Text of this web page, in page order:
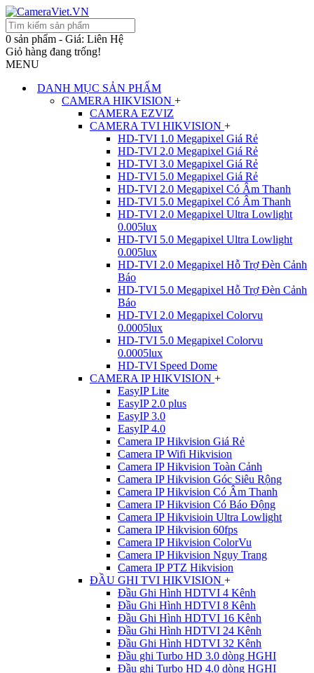
0 sản phẩm - Giá: Liên Hệ
Giỏ hàng đang trống!
MENU
DANH MỤC SẢN PHẨM
CAMERA HIKVISION +
CAMERA EZVIZ
CAMERA TVI HIKVISION +
HD-TVI 1.0 Megapixel Giá Rẻ
HD-TVI 2.0 Megapixel Giá Rẻ
HD-TVI 3.0 Megapixel Giá Rẻ
HD-TVI 5.0 Megapixel Giá Rẻ
HD-TVI 2.0 Megapixel Có Âm Thanh
HD-TVI 5.0 Megapixel Có Âm Thanh
HD-TVI 2.0 Megapixel Ultra Lowlight
0.005lux
HD-TVI 5.0 Megapixel Ultra Lowlight
0.005lux
HD-TVI 2.0 Megapixel Hỗ Trợ Đèn Cảnh
Báo
HD-TVI 5.0 Megapixel Hỗ Trợ Đèn Cảnh
Báo
HD-TVI 2.0 Megapixel Colorvu
0.0005lux
HD-TVI 5.0 Megapixel Colorvu
0.0005lux
HD-TVI Speed Dome
CAMERA IP HIKVISION +
EasyIP Lite
EasyIP 2.0 plus
EasyIP 3.0
EasyIP 4.0
Camera IP Hikvision Giá Rẻ
Camera IP Wifi Hikvision
Camera IP Hikvision Toàn Cảnh
Camera IP Hikvision Góc Siêu Rộng
Camera IP Hikvision Có Âm Thanh
Camera IP Hikvision Có Báo Động
Camera IP Hikvisioin Ultra Lowlight
Camera IP Hikvision 60fps
Camera IP Hikvision ColorVu
Camera IP Hikvision Ngụy Trang
Camera IP PTZ Hikvision
ĐẦU GHI TVI HIKVISION +
Đầu Ghi Hình HDTVI 4 Kênh
Đầu Ghi Hình HDTVI 8 Kênh
Đầu Ghi Hình HDTVI 16 Kênh
Đầu Ghi Hình HDTVI 24 Kênh
Đầu Ghi Hình HDTVI 32 Kênh
Đầu ghi Turbo HD 3.0 dòng HGHI
Đầu ghi Turbo HD 4.0 dòng HGHI